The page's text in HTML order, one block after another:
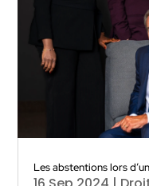
Les abstentions lors